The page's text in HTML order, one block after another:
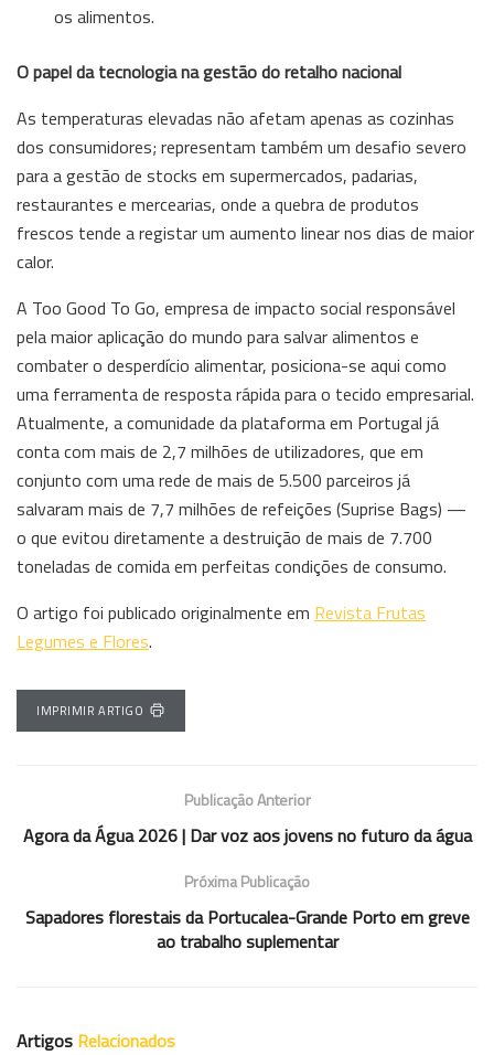
os alimentos.
O papel da tecnologia na gestão do retalho nacional
As temperaturas elevadas não afetam apenas as cozinhas
dos consumidores; representam também um desafio severo
para a gestão de stocks em supermercados, padarias,
restaurantes e mercearias, onde a quebra de produtos
frescos tende a registar um aumento linear nos dias de maior
calor.
A Too Good To Go, empresa de impacto social responsável
pela maior aplicação do mundo para salvar alimentos e
combater o desperdício alimentar, posiciona-se aqui como
uma ferramenta de resposta rápida para o tecido empresarial.
Atualmente, a comunidade da plataforma em Portugal já
conta com mais de 2,7 milhões de utilizadores, que em
conjunto com uma rede de mais de 5.500 parceiros já
salvaram mais de 7,7 milhões de refeições (Suprise Bags) —
o que evitou diretamente a destruição de mais de 7.700
toneladas de comida em perfeitas condições de consumo.
O artigo foi publicado originalmente em Revista Frutas
Legumes e Flores.
IMPRIMIR ARTIGO
Publicação Anterior
Agora da Água 2026 | Dar voz aos jovens no futuro da água
Próxima Publicação
Sapadores florestais da Portucalea-Grande Porto em greve
ao trabalho suplementar
Artigos Relacionados